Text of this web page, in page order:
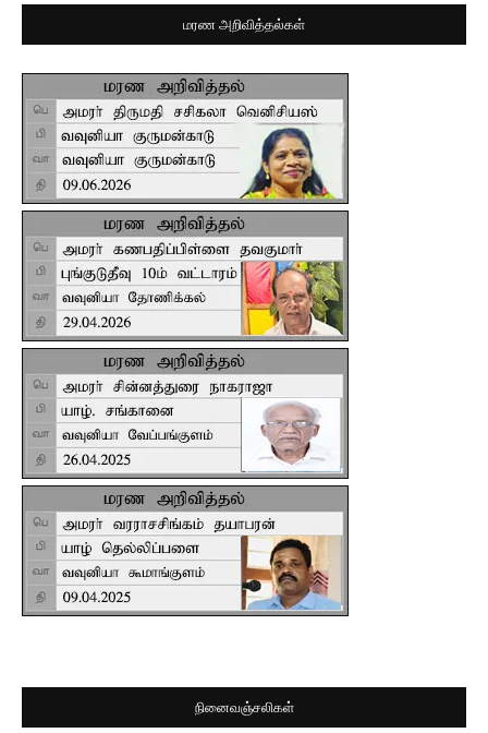
மரண அறிவித்தல்கள்
நினைவஞ்சலிகள்